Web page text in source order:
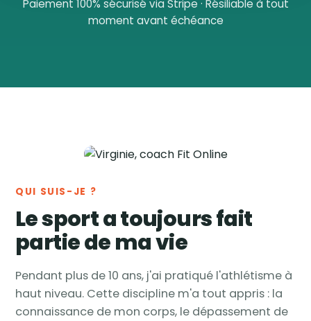
Paiement 100% sécurisé via Stripe · Résiliable à tout
moment avant échéance
QUI SUIS-JE ?
Le sport a toujours fait
partie de ma vie
Pendant plus de 10 ans, j'ai pratiqué l'athlétisme à
haut niveau. Cette discipline m'a tout appris : la
connaissance de mon corps, le dépassement de